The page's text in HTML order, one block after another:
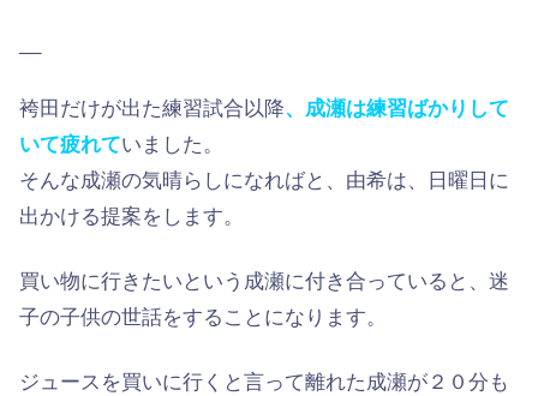
袴田だけが出た練習試合以降、成瀬は練習ばかりして
いて疲れていました。
そんな成瀬の気晴らしになればと、由希は、日曜日に
出かける提案をします。
買い物に行きたいという成瀬に付き合っていると、迷
子の子供の世話をすることになります。
ジュースを買いに行くと言って離れた成瀬が２０分も